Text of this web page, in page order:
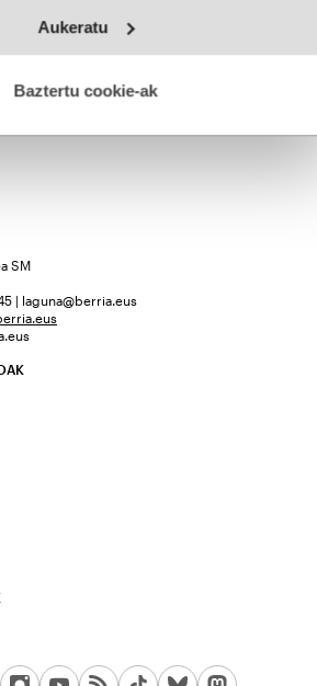
ditu. Zure esperientzia eta zerbitzuak
Gehiago irakurri
Aukeratu
Baztertu cookie-ak
SM
| laguna@berria.eus